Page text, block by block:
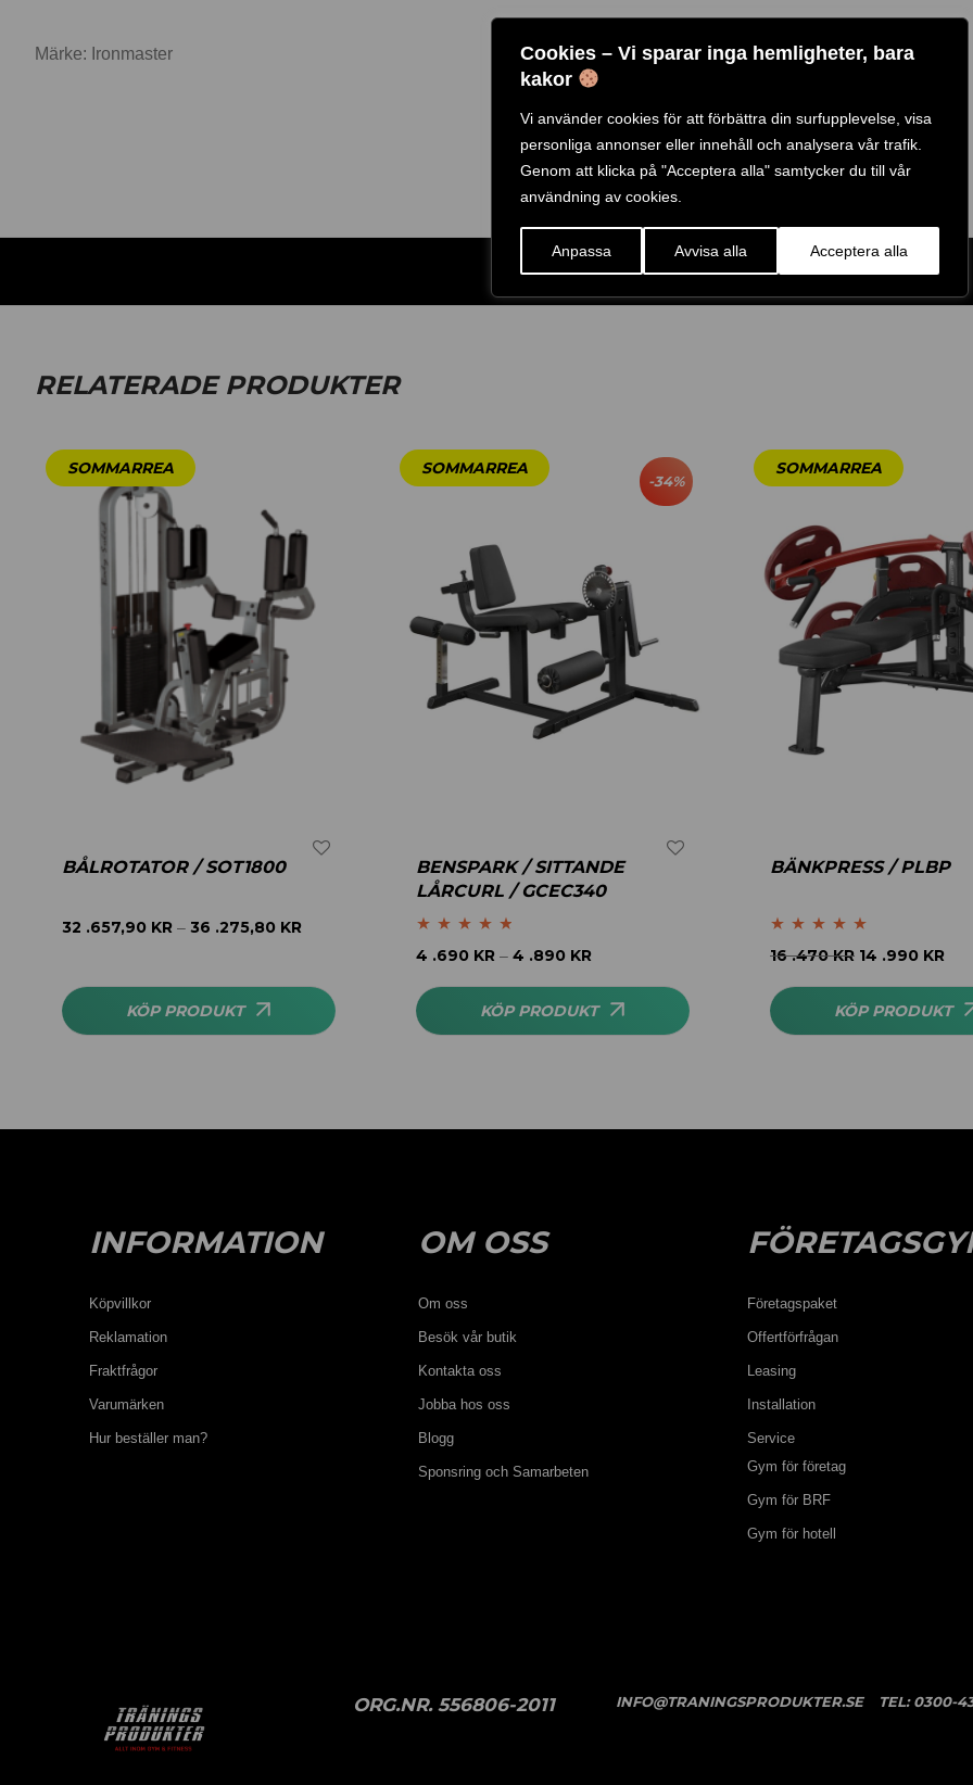
Cookies – Vi sparar inga hemligheter, bara
kakor
Vi använder cookies för att förbättra din surfupplevelse, visa
personliga annonser eller innehåll och analysera vår trafik.
Genom att klicka på "Acceptera alla" samtycker du till vår
användning av cookies.
Anpassa Avvisa alla Acceptera alla
Märke: Ironmaster
ARTIKELNR:IM1031 ETIKETT:IRONMASTER
RELATERADE PRODUKTER
BÅLROTATOR / SOT1800
32 .657,90 KR – 36 .275,80 KR
KÖP PRODUKT
-34%
BENSPARK / SITTANDE
LÅRCURL / GCEC340
Betygsatt4.64
4 .690 KR – 4 .890 KR
KÖP PRODUKT
BÄNKPRESS / PLBP
Betygsatt5.00
16 .470KR 14 .990 KR
KÖP PRODUKT
INFORMATION
Köpvillkor
Reklamation
Fraktfrågor
Varumärken
Hur beställer man?
OM OSS
Om oss
Besök vår butik
Kontakta oss
Jobba hos oss
Blogg
Sponsring och Samarbeten
Företagspaket
Offertförfrågan
Leasing
Installation
Service
Gym för företag
Gym för BRF
Gym för hotell
ORG.NR. 556806-2011 INFO@TRANINGSPRODUKTER.SE TEL:0300-